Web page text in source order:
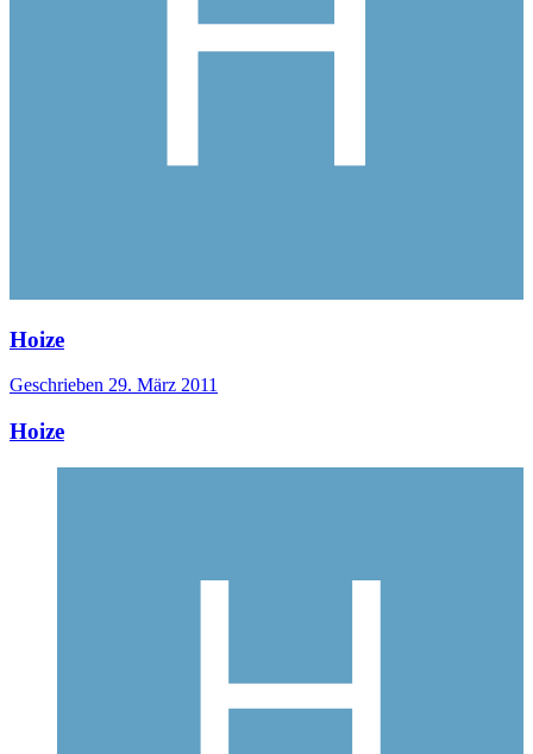
Hoize
Geschrieben 29. März 2011
Hoize